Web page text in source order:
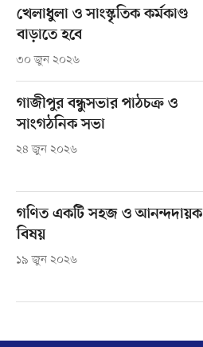
খেলাধুলা ও সাংস্কৃতিক কর্মকাণ্ড
বাড়াতে হবে
৩০ জুন ২০২৬
গাজীপুর বন্ধুসভার পাঠচক্র ও
সাংগঠনিক সভা
২৪ জুন ২০২৬
গণিত একটি সহজ ও আনন্দদায়ক
বিষয়
১৯ জুন ২০২৬